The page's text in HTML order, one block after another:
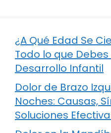
¿A Qué Edad Se
Todo lo que
Desarrollo Infantil
Dolor de Brazo
Noches: Causas,
Soluciones